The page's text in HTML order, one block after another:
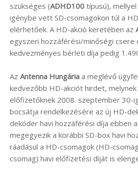
szükséges (ADHD100 típusú),
igénybe vett SD-csomagokon túl a
elérhetőek. A HD-akció keretében az
egyszeri hozzáférési/minőségi csere
kedvezményes bérleti díja pedig
Az Antenna Hungária a meglévő
kedvezőbb HD-akciót hirdet,
előfizetőknek 2008. szeptember 30-
bocsátja rendelkezésére az új HD-
dekóder havi hozzáférési díja ebben
megegyezik a korábbi SD-box havi
ráadásul a HD-csomagok (HD-
csomag) havi előfizetési díját is